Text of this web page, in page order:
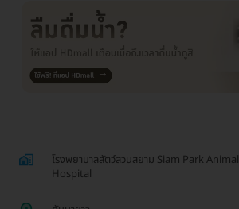
โรงพยาบาลสัตว์สวนสยาม Siam Park Animal
Hospital